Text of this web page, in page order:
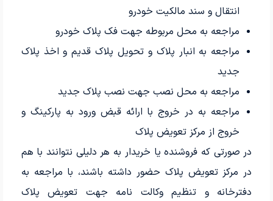
انتقال و سند مالکیت خودرو
مراجعه به محل مربوطه جهت فک پلاک خودرو
مراجعه به انبار پلاک و تحویل پلاک قدیم و اخذ پلاک
جدید
مراجعه به محل نصب جهت نصب پلاک جدید
مراجعه به در خروج با ارائه قبض ورود به پارکینگ و
خروج از مرکز تعویض پلاک
در صورتی که فروشنده یا خریدار به هر دلیلی نتوانند با‌ هم
در مرکز تعویض پلاک حضور داشته باشند، با مراجعه به
دفترخانه و تنظیم وکالت نامه جهت تعویض پلاک